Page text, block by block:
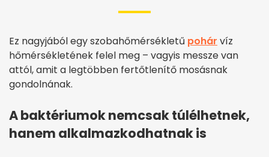
Ez nagyjából egy szobahőmérsékletű pohár víz
hőmérsékletének felel meg – vagyis messze van
attól, amit a legtöbben fertőtlenítő mosásnak
gondolnának.
A baktériumok nemcsak túlélhetnek,
hanem alkalmazkodhatnak is